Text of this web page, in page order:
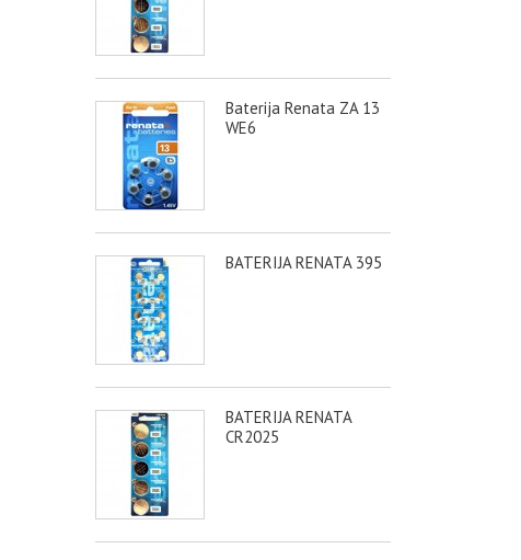
Baterija Renata ZA 13
WE6
BATERIJA RENATA 395
BATERIJA RENATA
CR2025